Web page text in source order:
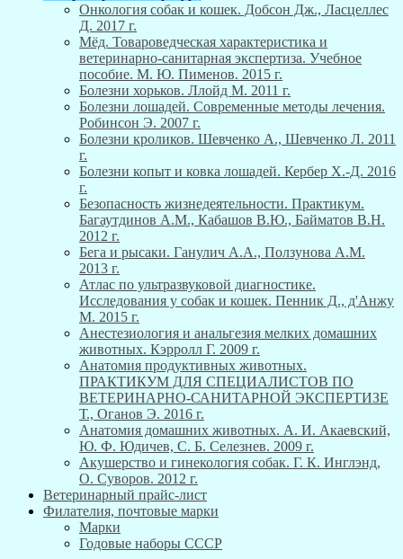
Онкология собак и кошек. Добсон Дж., Ласцеллес
Д. 2017 г.
Мёд. Товароведческая характеристика и
ветеринарно-санитарная экспертиза. Учебное
пособие. М. Ю. Пименов. 2015 г.
Болезни хорьков. Ллойд М. 2011 г.
Болезни лошадей. Современные методы лечения.
Робинсон Э. 2007 г.
Болезни кроликов. Шевченко А., Шевченко Л. 2011
г.
Болезни копыт и ковка лошадей. Кербер Х.-Д. 2016
г.
Безопасность жизнедеятельности. Практикум.
Багаутдинов А.М., Кабашов В.Ю., Байматов В.Н.
2012 г.
Бега и рысаки. Ганулич А.А., Ползунова А.М.
2013 г.
Атлас по ультразвуковой диагностике.
Исследования у собак и кошек. Пенник Д., д'Анжу
М. 2015 г.
Анестезиология и анальгезия мелких домашних
животных. Кэрролл Г. 2009 г.
Анатомия продуктивных животных.
ПРАКТИКУМ ДЛЯ СПЕЦИАЛИСТОВ ПО
ВЕТЕРИНАРНО-САНИТАРНОЙ ЭКСПЕРТИЗЕ
Т., Оганов Э. 2016 г.
Анатомия домашних животных. А. И. Акаевский,
Ю. Ф. Юдичев, С. Б. Селезнев. 2009 г.
Акушерство и гинекология собак. Г. К. Инглэнд,
О. Суворов. 2012 г.
Ветеринарный прайс-лист
Филателия, почтовые марки
Марки
Годовые наборы СССР